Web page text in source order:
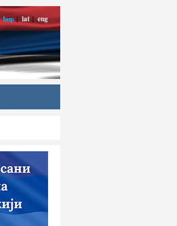
ћир|lat|eng